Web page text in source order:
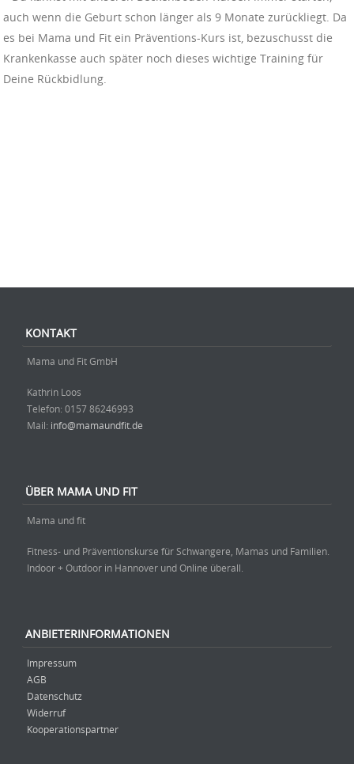
auch wenn die Geburt schon länger als 9 Monate zurückliegt. Da
es bei Mama und Fit ein Präventions-Kurs ist, bezuschusst die
Krankenkasse auch später noch dieses wichtige Training für
Deine Rückbidlung.
KONTAKT
Mama und Fit GmbH
Kathrin Loos
Telefon: ‭0157 86246993‬
Mail: info@mamaundfit.de
ÜBER MAMA UND FIT
Mama und fit
Fitness- und Präventionskurse für Schwangere, Mamas und Familien.
Indoor + Outdoor in Hannover und Online überall.
ANBIETERINFORMATIONEN
Impressum
AGB
Datenschutz
Widerruf
Kooperationspartner